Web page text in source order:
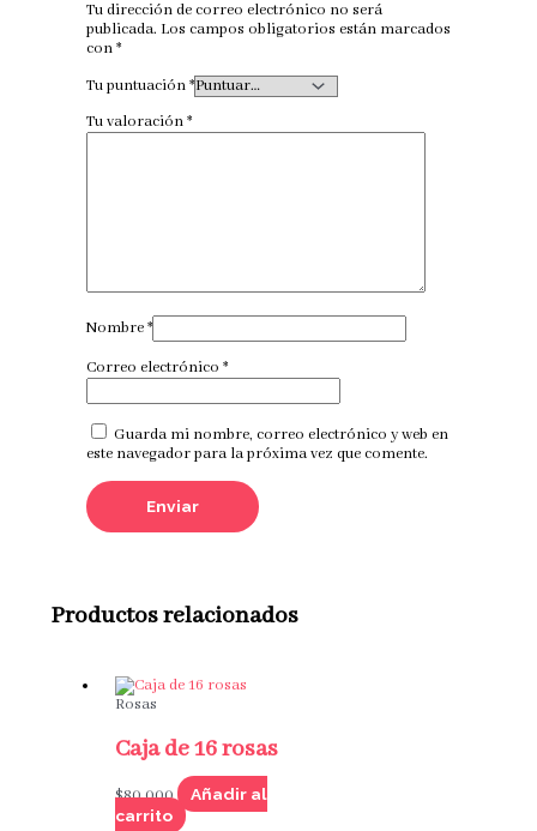
Tu dirección de correo electrónico no será
publicada. Los campos obligatorios están marcados
con*
Tu puntuación*
Tu valoración*
Nombre*
Correo electrónico *
Guarda mi nombre, correo electrónico y web en
este navegador para la próxima vez que comente.
Productos relacionados
Rosas
Caja de 16 rosas
$80,000
Añadir al
carrito